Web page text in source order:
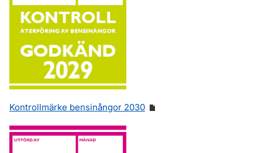
Kontrollmärke bensinångor 2030